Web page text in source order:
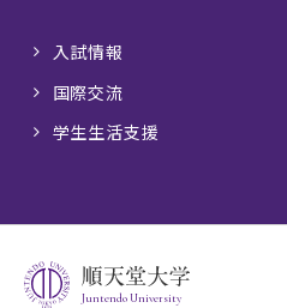
入試情報
国際交流
学生生活支援
Juntendo University